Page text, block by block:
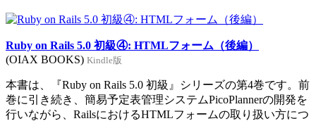
Ruby on Rails 5.0 初級④: HTMLフォーム（後編）
(OIAX BOOKS) Kindle版
本書は、『Ruby on Rails 5.0 初級』シリーズの第4巻です。前
巻に引き続き、簡易予定表管理システムPicoPlannerの開発を
行いながら、RailsにおけるHTMLフォームの取り扱い方につ